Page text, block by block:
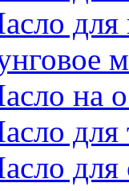
для
на
для
для